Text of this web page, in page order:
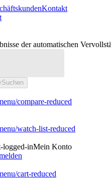
Kontakt
der automatischen
Suchen
Mein Konto